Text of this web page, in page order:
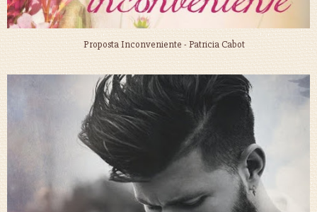
Proposta Inconveniente - Patricia Cabot